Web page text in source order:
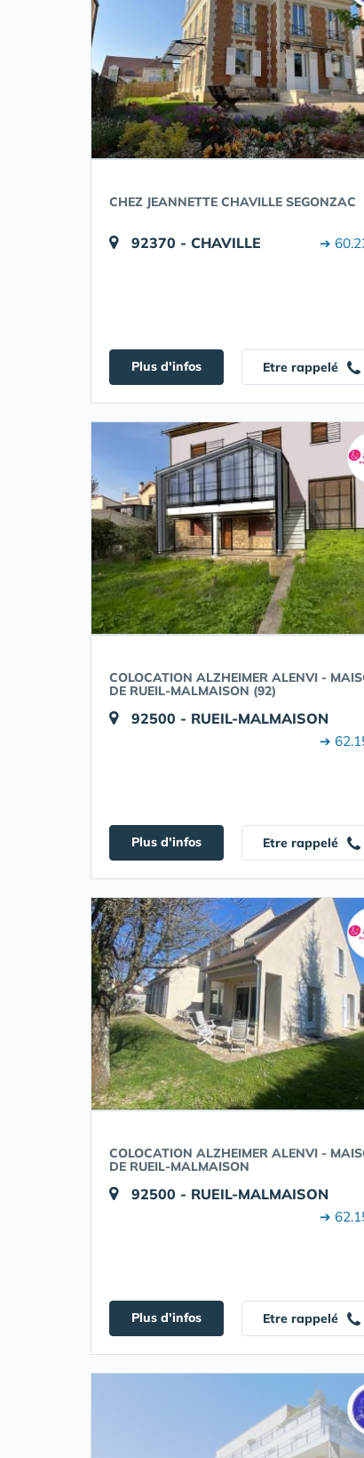
CHEZ JEANNETTE CHAVILLE SEGONZAC
92370 - CHAVILLE ➔
Plus d'infos Etre rappelé
COLOCATION ALZHEIMER ALENVI -
DE RUEIL-MALMAISON (92)
92500 - RUEIL-MALMAISON
➔
Plus d'infos Etre rappelé
COLOCATION ALZHEIMER ALENVI -
DE RUEIL-MALMAISON
92500 - RUEIL-MALMAISON
➔
Plus d'infos Etre rappelé